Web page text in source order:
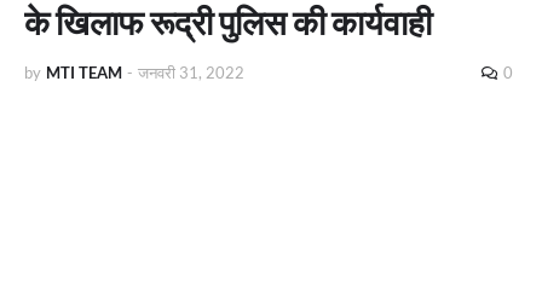
के खिलाफ रूद्री पुलिस की कार्यवाही
by MTI TEAM - जनवरी 31, 2022 0